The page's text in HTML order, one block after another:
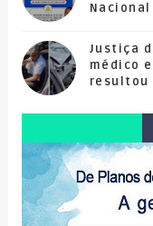
Justiça
médico
resultou